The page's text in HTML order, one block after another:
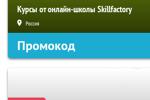
Курсы от онлайн-школы Skillfactory
Россия
Промокод